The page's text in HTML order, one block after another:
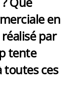
en
par
tente
toutes ces